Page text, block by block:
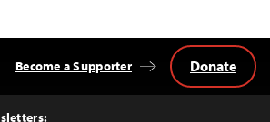
Become a Supporter Donate